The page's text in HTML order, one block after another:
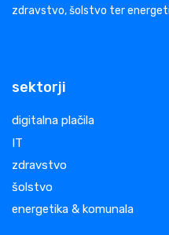
zdravstvo, šolstvo ter
sektorji
digitalna plačila
IT
zdravstvo
šolstvo
energetika & komunala